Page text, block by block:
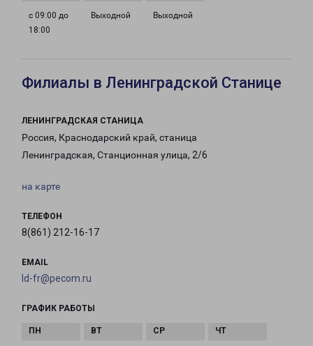
с 09:00 до
18:00
Выходной Выходной
Филиалы в Ленинградской Станице
ЛЕНИНГРАДСКАЯ СТАНИЦА
Россия, Краснодарский край, станица
Ленинградская, Станционная улица, 2/6
на карте
ТЕЛЕФОН
8(861) 212-16-17
EMAIL
ld-fr@pecom.ru
ГРАФИК РАБОТЫ